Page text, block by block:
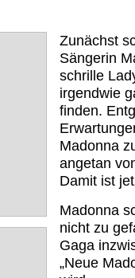
Zunächst
Sängerin
schrille
irgendwie
finden.
Madonna
angetan
Damit ist
Madonna
nicht zu
Gaga
„Neue